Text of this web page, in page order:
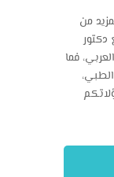
من
دكتور
فما